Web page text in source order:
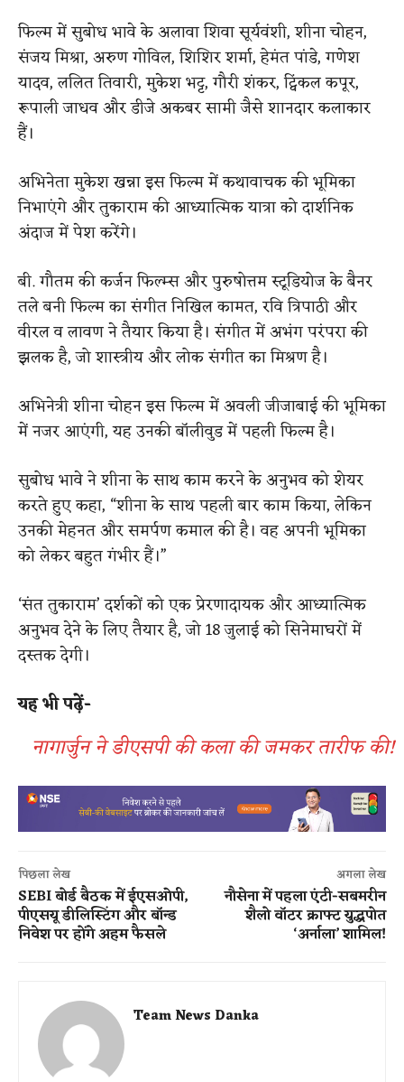
फिल्म में सुबोध भावे के अलावा शिवा सूर्यवंशी, शीना चोहन,
संजय मिश्रा, अरुण गोविल, शिशिर शर्मा, हेमंत पांडे, गणेश
यादव, ललित तिवारी, मुकेश भट्ट, गौरी शंकर, ट्विंकल कपूर,
रूपाली जाधव और डीजे अकबर सामी जैसे शानदार कलाकार
हैं।
अभिनेता मुकेश खन्ना इस फिल्म में कथावाचक की भूमिका
निभाएंगे और तुकाराम की आध्यात्मिक यात्रा को दार्शनिक
अंदाज में पेश करेंगे।
बी. गौतम की कर्जन फिल्म्स और पुरुषोत्तम स्टूडियोज के बैनर
तले बनी फिल्म का संगीत निखिल कामत, रवि त्रिपाठी और
वीरल व लावण ने तैयार किया है। संगीत में अभंग परंपरा की
झलक है, जो शास्त्रीय और लोक संगीत का मिश्रण है।
अभिनेत्री शीना चोहन इस फिल्म में अवली जीजाबाई की भूमिका
में नजर आएंगी, यह उनकी बॉलीवुड में पहली फिल्म है।
सुबोध भावे ने शीना के साथ काम करने के अनुभव को शेयर
करते हुए कहा, “शीना के साथ पहली बार काम किया, लेकिन
उनकी मेहनत और समर्पण कमाल की है। वह अपनी भूमिका
को लेकर बहुत गंभीर हैं।”
‘संत तुकाराम’ दर्शकों को एक प्रेरणादायक और आध्यात्मिक
अनुभव देने के लिए तैयार है, जो 18 जुलाई को सिनेमाघरों में
दस्तक देगी।
यह भी पढ़ें-
नागार्जुन ने डीएसपी की कला की जमकर तारीफ की!
पिछला लेख
SEBI बोर्ड बैठक में ईएसओपी,
पीएसयू डीलिस्टिंग और बॉन्ड
निवेश पर होंगे अहम फैसले
अगला लेख
नौसेना में पहला एंटी-सबमरीन
शैलो वॉटर क्राफ्ट युद्धपोत
‘अर्नाला’ शामिल!
Team News Danka